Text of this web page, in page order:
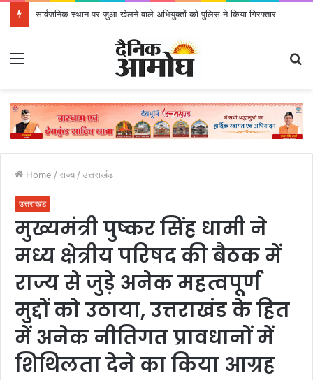
सार्वजनिक स्थान पर जुआ खेलने वाले अभियुक्तों को पुलिस ने किया गिरफ्तार
Home / राज्य / उत्तराखंड
उत्तराखंड
मुख्यमंत्री पुष्कर सिंह धामी ने
मध्य क्षेत्रीय परिषद की बैठक में
राज्य से जुड़े अनेक महत्वपूर्ण
मुद्दों को उठाया, उत्तराखंड के हित
में अनेक नीतिगत प्रावधानों में
शिथिलता देने का किया आग्रह